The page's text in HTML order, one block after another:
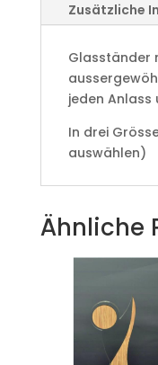
Zusätzliche
Glasständer
jeden Anlass
In drei
auswählen)
Ähnliche